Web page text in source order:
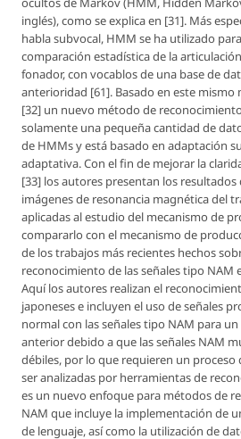
inglés), como se explica en [31]. Más
habla subvocal, HMM se ha utilizado
comparación estadística de la
fonador, con vocablos de una base de
anterioridad [61]. Basado en este mismo
[32] un nuevo método de
solamente una pequeña cantidad de
de HMMs y está basado en adaptación
adaptativa. Con el fin de mejorar la
[33] los autores presentan los resultados
imágenes de resonancia magnética del
aplicadas al estudio del mecanismo de
compararlo con el mecanismo de
de los trabajos más recientes hechos
reconocimiento de las señales tipo NAM
Aquí los autores realizan el
japoneses e incluyen el uso de señales
normal con las señales tipo NAM para
anterior debido a que las señales NAM
débiles, por lo que requieren un proceso
ser analizadas por herramientas de
es un nuevo enfoque para métodos de
NAM que incluye la implementación de
de lenguaje, así como la utilización de